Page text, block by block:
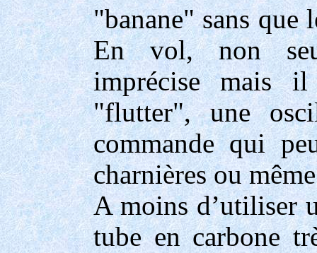
"banane" sans que
En vol, non
imprécise mais
"flutter", une
commande qui
charnières ou
A moins d’utiliser
tube en carbone